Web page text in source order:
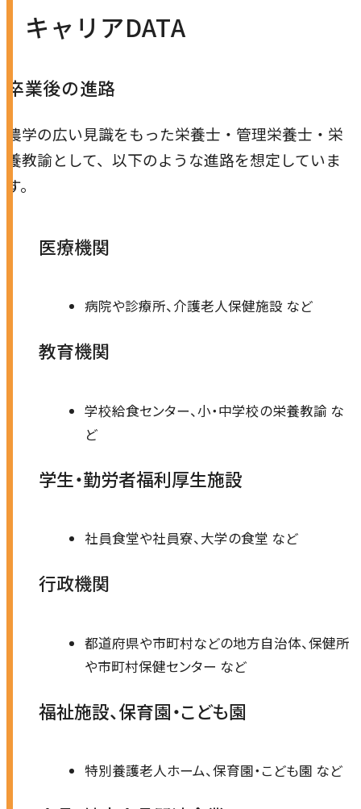
薬学研究科
農学研究科
教員紹介
キャリアDATA
卒業後の進路
農学の広い見識をもった栄養士・管理栄養士・栄
養教諭として、以下のような進路を想定していま
す。
医療機関
病院や診療所、介護老人保健施設 など
教育機関
学校給食センター、小・中学校の栄養教諭 な
ど
学生・勤労者福利厚生施設
社員食堂や社員寮、大学の食堂 など
行政機関
都道府県や市町村などの地方自治体、保健所
や市町村保健センター など
福祉施設、保育園・こども園
特別養護老人ホーム、保育園・こども園 など